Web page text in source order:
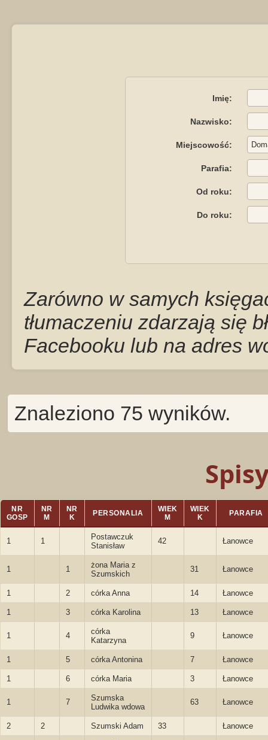
Imię:
Nazwisko:
Miejscowość:
Parafia:
Od roku:
Do roku:
Zarówno w samych
tłumaczeniu zdarzają się
Facebooku lub na adres
Znaleziono 75 wyników.
NR
GOSP
NR
M
NR
K
PERSONALIA
WIEK
M
WIEK
K
PARAFIA
1 1
Postawczuk
Stanisław
42 Łanowce
1 1
żona Maria z
Szumskich
31 Łanowce
1 2 córka Anna 14 Łanowce
1 3 córka Karolina 13 Łanowce
1 4
córka
Katarzyna
9 Łanowce
1 5 córka Antonina 7 Łanowce
1 6 córka Maria 3 Łanowce
1 7
Szumska
Ludwika wdowa
63 Łanowce
2 2 Szumski Adam 33 Łanowce